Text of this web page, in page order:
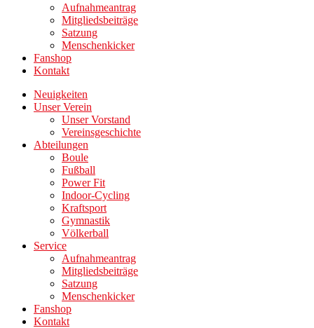
Aufnahmeantrag
Mitgliedsbeiträge
Satzung
Menschenkicker
Fanshop
Kontakt
Neuigkeiten
Unser Verein
Unser Vorstand
Vereinsgeschichte
Abteilungen
Boule
Fußball
Power Fit
Indoor-Cycling
Kraftsport
Gymnastik
Völkerball
Service
Aufnahmeantrag
Mitgliedsbeiträge
Satzung
Menschenkicker
Fanshop
Kontakt